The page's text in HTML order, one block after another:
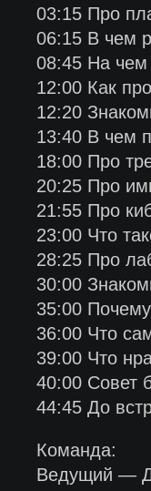
03:15 Про
06:15 В чем
08:45 На чем
12:00 Как
12:20
13:40 В чем
18:00 Про
20:25 Про
21:55 Про
23:00 Что
28:25 Про
30:00
35:00
36:00 Что
39:00 Что
40:00 Совет
44:45 До
Команда:
Ведущий —